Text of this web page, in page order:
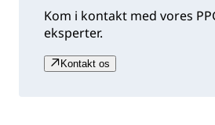
Kom i kontakt med vores
eksperter.
Kontakt os